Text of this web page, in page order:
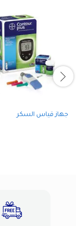
جهاز قياس السكر